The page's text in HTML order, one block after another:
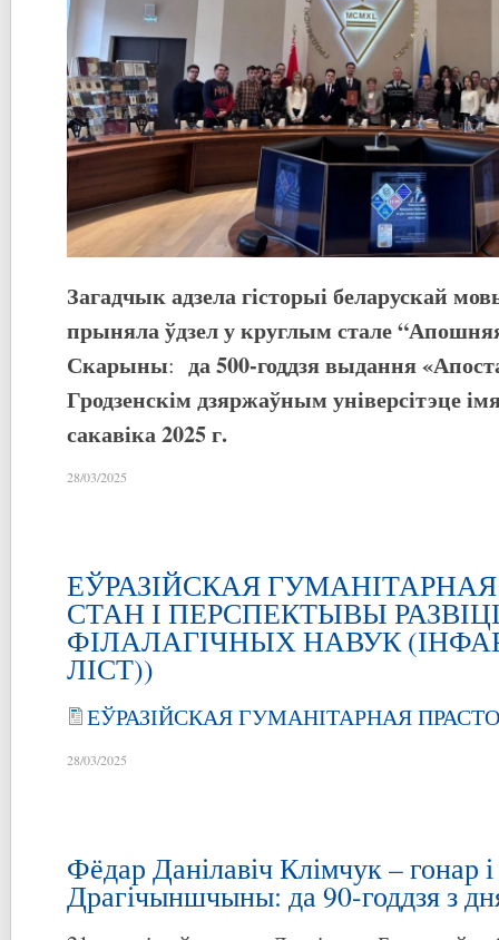
Загадчык адзела гісторыі беларускай
прыняла ўдзел укруглым стале“
Скарыны: да 500-годдзя выдання
Гродзенскім дзяржаўным універсітэце
сакавіка2025 г.
28/03/2025
ЕЎРАЗІЙСКАЯ
СТАН І ПЕРСПЕКТЫВЫ
ФІЛАЛАГІЧНЫХ НАВУК
ЛІСТ))
ЕЎРАЗІЙСКАЯ ГУМАНІТАРНАЯ
28/03/2025
Фёдар Данілавіч Клімчук – гонар
Драгічыншчыны: да 90-годдзя з